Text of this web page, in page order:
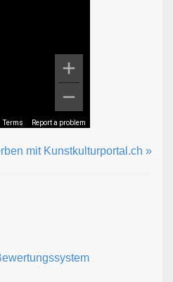
Terms Report a problem
mit Kunstkulturportal.ch »